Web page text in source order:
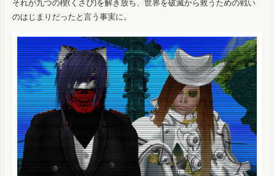
それが九つの楔(くさび)を解き放ち、世界を破滅から救うための戦い
のはじまりだったと言う事実に。